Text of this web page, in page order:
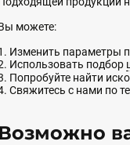
можете:
Изменить параметры
Использовать подбор
Попробуйте найти
Свяжитесь с нами по
Возможно